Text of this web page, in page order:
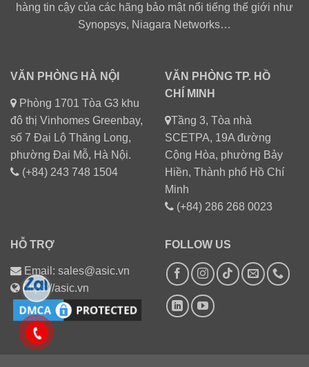
hàng tin cậy của các hãng bảo mật nổi tiếng thế giới như
Synopsys, Niagara Networks…
VĂN PHÒNG HÀ NỘI
Phòng 1701 Tòa G3 khu
đô thị Vinhomes Greenbay,
số 7 Đại Lộ Thăng Long,
phường Đại Mỗ, Hà Nội.
(+84) 243 748 1504
VĂN PHÒNG TP. HỒ
CHÍ MINH
Tầng 3, Tòa nhà
SCETPA, 19A đường
Cộng Hòa, phường Bảy
Hiền, Thành phố Hồ Chí
Minh
(+84) 286 268 0023
HỖ TRỢ
Email: sales@asic.vn
https://asic.vn
FOLLOW US